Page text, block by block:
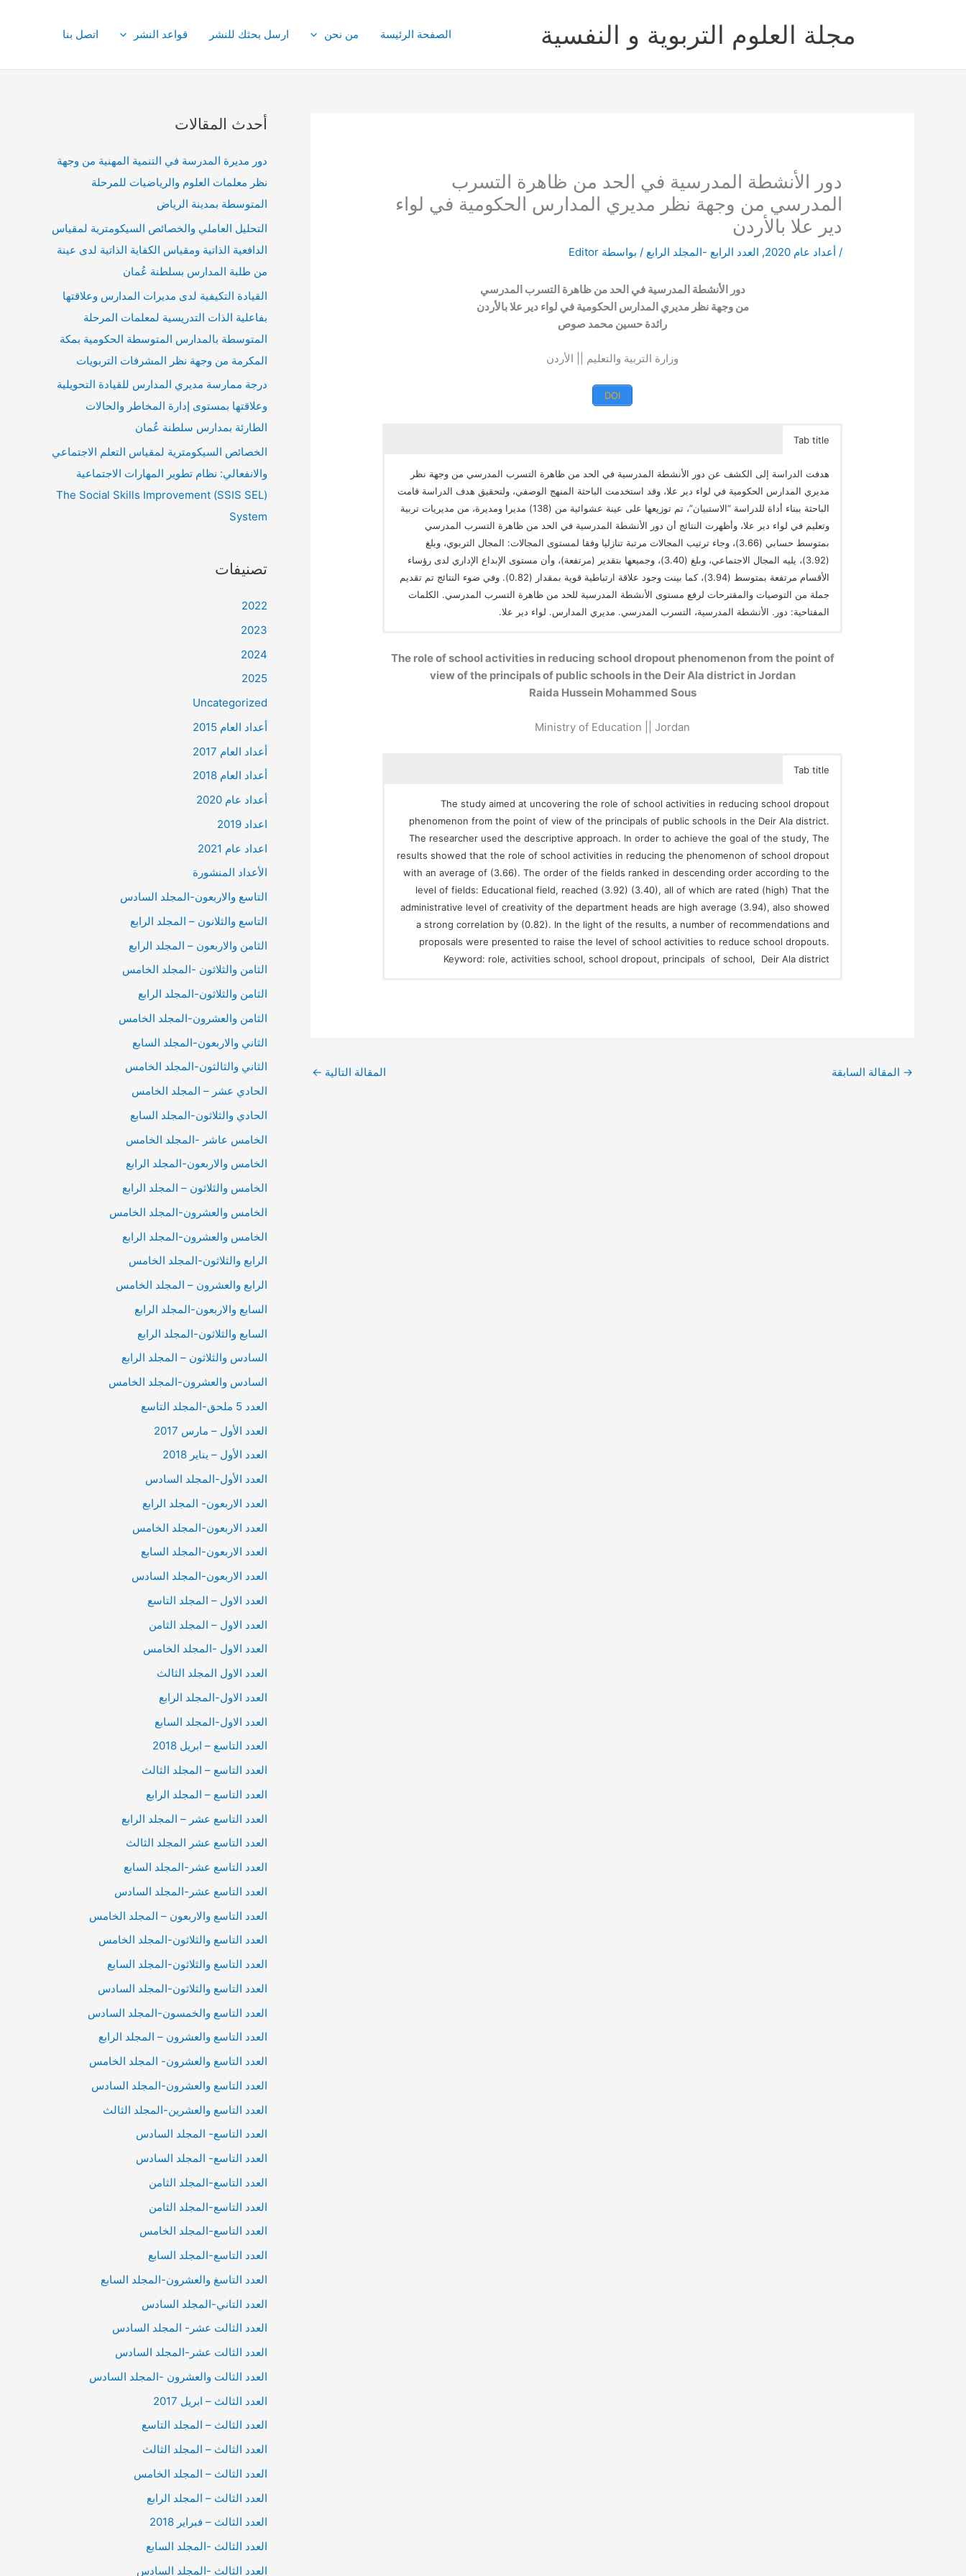
مجلة العلوم التربوية و النفسية الصفحة الرئيسة من نحن ارسل بحثك للنشر قواعد النشر اتصل بنا
دور الأنشطة المدرسية في الحد من ظاهرة التسرب
المدرسي من وجهة نظر مديري المدارس الحكومية في لواء
دير علا بالأردن
/أعداد عام 2020 , العدد الرابع -المجلد الرابع / بواسطة Editor
دور الأنشطة المدرسية في الحد من ظاهرة التسرب المدرسي
من وجهة نظر مديري المدارس الحكومية في لواء دير علا بالأردن
رائدة حسين محمد صوص
وزارة التربية والتعليم || الأردن
DOI
Tab title
هدفت الدراسة إلى الكشف عن دور الأنشطة المدرسية في الحد من ظاهرة التسرب المدرسي من وجهة نظر
مديري المدارس الحكومية في لواء دير علا، وقد استخدمت الباحثة المنهج الوصفي، ولتحقيق هدف الدراسة قامت
الباحثة ببناء أداة للدراسة “الاستبيان”، تم توزيعها على عينة عشوائية من (138) مديرا ومديرة، من مديريات تربية
وتعليم في لواء دير علا، وأظهرت النتائج أن دور الأنشطة المدرسية في الحد من ظاهرة التسرب المدرسي
بمتوسط حسابي (3.66)، وجاء ترتيب المجالات مرتبة تنازليا وفقا لمستوى المجالات: المجال التربوي، وبلغ
(3.92)، يليه المجال الاجتماعي، وبلغ (3.40)، وجميعها بتقدير (مرتفعة)، وأن مستوى الإبداع الإداري لدى رؤساء
الأقسام مرتفعة بمتوسط (3.94)، كما بينت وجود علاقة ارتباطية قوية بمقدار (0.82). وفي ضوء النتائج تم تقديم
جملة من التوصيات والمقترحات لرفع مستوى الأنشطة المدرسية للحد من ظاهرة التسرب المدرسي. الكلمات
المفتاحية: دور. الأنشطة المدرسية، التسرب المدرسي. مديري المدارس. لواء دير علا.
The role of school activities in reducing school dropout phenomenon from the point of
view of the principals of public schools in the Deir Ala district in Jordan
Raida Hussein Mohammed Sous
Ministry of Education || Jordan
Tab title
The study aimed at uncovering the role of school activities in reducing school dropout
phenomenon from the point of view of the principals of public schools in the Deir Ala district.
The researcher used the descriptive approach. In order to achieve the goal of the study, The
results showed that the role of school activities in reducing the phenomenon of school dropout
with an average of (3.66). The order of the fields ranked in descending order according to the
level of fields: Educational field, reached (3.92) (3.40), all of which are rated (high) That the
administrative level of creativity of the department heads are high average (3.94), also showed
a strong correlation by (0.82). In the light of the results, a number of recommendations and
proposals were presented to raise the level of school activities to reduce school dropouts.
Keyword: role, activities school, school dropout, principals of school, Deir Ala district
→ المقالة السابقة المقالة التالية ←
أحدث المقالات
دور مديرة المدرسة في التنمية المهنية من وجهة
نظر معلمات العلوم والرياضيات للمرحلة
المتوسطة بمدينة الرياض
التحليل العاملي والخصائص السيكومترية لمقياس
الدافعية الذاتية ومقياس الكفاية الذاتية لدى عينة
من طلبة المدارس بسلطنة عُمان
القيادة التكيفية لدى مديرات المدارس وعلاقتها
بفاعلية الذات التدريسية لمعلمات المرحلة
المتوسطة بالمدارس المتوسطة الحكومية بمكة
المكرمة من وجهة نظر المشرفات التربويات
درجة ممارسة مديري المدارس للقيادة التحويلية
وعلاقتها بمستوى إدارة المخاطر والحالات
الطارئة بمدارس سلطنة عُمان
الخصائص السيكومترية لمقياس التعلم الاجتماعي
والانفعالي: نظام تطوير المهارات الاجتماعية
(SSIS SEL) The Social Skills Improvement
System
تصنيفات
2022
2023
2024
2025
Uncategorized
أعداد العام 2015
أعداد العام 2017
أعداد العام 2018
أعداد عام 2020
اعداد 2019
اعداد عام 2021
الأعداد المنشورة
التاسع والاربعون-المجلد السادس
التاسع والثلانون – المجلد الرابع
الثامن والاربعون – المجلد الرابع
الثامن والثلاثون -المجلد الخامس
الثامن والثلاثون-المجلد الرابع
الثامن والعشرون-المجلد الخامس
الثاني والاربعون-المجلد السابع
الثاني والثالثون-المجلد الخامس
الحادي عشر – المجلد الخامس
الحادي والثلاثون-المجلد السابع
الخامس عاشر -المجلد الخامس
الخامس والاربعون-المجلد الرابع
الخامس والثلاثون – المجلد الرابع
الخامس والعشرون-المجلد الخامس
الخامس والعشرون-المجلد الرابع
الرابع والثلاثون-المجلد الخامس
الرابع والعشرون – المجلد الخامس
السابع والاربعون-المجلد الرابع
السابع والثلاثون-المجلد الرابع
السادس والثلاثون – المجلد الرابع
السادس والعشرون-المجلد الخامس
العدد 5 ملحق-المجلد التاسع
العدد الأول – مارس 2017
العدد الأول – يناير 2018
العدد الأول-المجلد السادس
العدد الاربعون- المجلد الرابع
العدد الاربعون-المجلد الخامس
العدد الاربعون-المجلد السابع
العدد الاربعون-المجلد السادس
العدد الاول – المجلد التاسع
العدد الاول – المجلد الثامن
العدد الاول -المجلد الخامس
العدد الاول المجلد الثالث
العدد الاول-المجلد الرابع
العدد الاول-المجلد السابع
العدد التاسع – ابريل 2018
العدد التاسع – المجلد الثالث
العدد التاسع – المجلد الرابع
العدد التاسع عشر – المجلد الرابع
العدد التاسع عشر المجلد الثالث
العدد التاسع عشر-المجلد السابع
العدد التاسع عشر-المجلد السادس
العدد التاسع والاربعون – المجلد الخامس
العدد التاسع والثلاثون-المجلد الخامس
العدد التاسع والثلاثون-المجلد السابع
العدد التاسع والثلاثون-المجلد السادس
العدد التاسع والخمسون-المجلد السادس
العدد التاسع والعشرون – المجلد الرابع
العدد التاسع والعشرون- المجلد الخامس
العدد التاسع والعشرون-المجلد السادس
العدد التاسع والعشرين-المجلد الثالث
العدد التاسع- المجلد السادس
العدد التاسع- المجلد السادس
العدد التاسع-المجلد الثامن
العدد التاسع-المجلد الثامن
العدد التاسع-المجلد الخامس
العدد التاسع-المجلد السابع
العدد التاسغ والعشرون-المجلد السابع
العدد التاني-المجلد السادس
العدد الثالت عشر- المجلد السادس
العدد الثالت عشر-المجلد السادس
العدد الثالت والعشرون -المجلد السادس
العدد الثالث – ابريل 2017
العدد الثالث – المجلد التاسع
العدد الثالث – المجلد الثالث
العدد الثالث – المجلد الخامس
العدد الثالث – المجلد الرابع
العدد الثالث – فبراير 2018
العدد الثالث -المجلد السابع
العدد الثالث -المجلد السادس